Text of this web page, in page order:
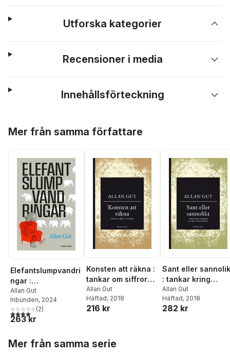
Utforska kategorier
Recensioner i media
Innehållsförteckning
Mer från samma författare
Elefantslumpvandri
ngar :
matematikens
skönhet och livets
skörhet
Allan Gut
Inbunden, 2024
4,0utav 5 stjärnor. Totalt antal röster:
(2)
263 kr
Konsten att räkna :
tankar om siffror
och statistik
Allan Gut
Häftad, 2018
216 kr
Sant eller
: tankar kring
matematik,
och sannolikheter
Allan Gut
Häftad, 2018
282 kr
Mer från samma serie